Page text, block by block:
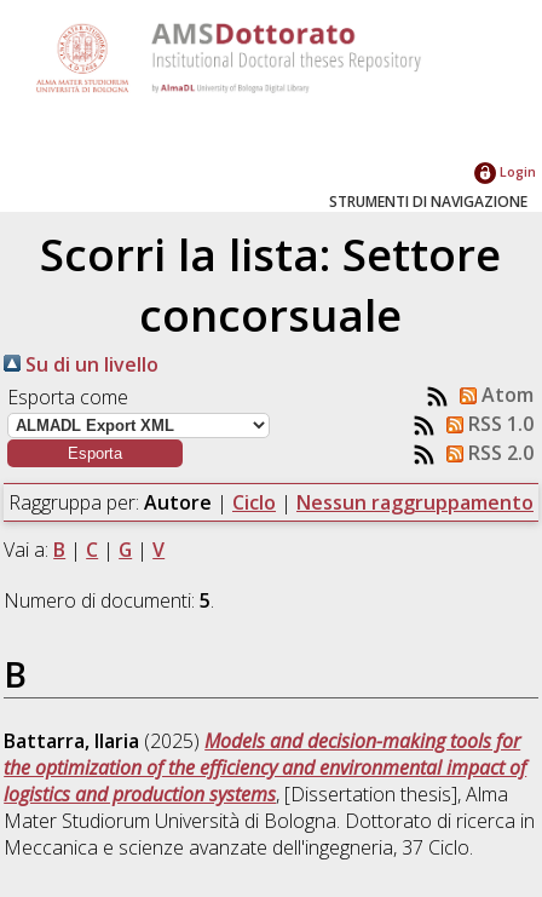
Login
STRUMENTI DI NAVIGAZIONE
Scorri la lista: Settore
concorsuale
Su di un livello
Esporta come
Atom
RSS 1.0
RSS 2.0
Raggruppa per: Autore | Ciclo | Nessun raggruppamento
Vai a: B | C | G |V
Numero di documenti:5.
B
Battarra, Ilaria (2025)Models and decision-making tools for
the optimization of the efficiency and environmental impact of
logistics and production systems, [Dissertation thesis], Alma
Mater Studiorum Università di Bologna. Dottorato di ricerca in
Meccanica e scienze avanzate dell'ingegneria, 37 Ciclo.